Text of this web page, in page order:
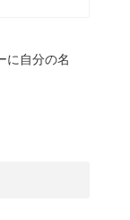
に自分の名